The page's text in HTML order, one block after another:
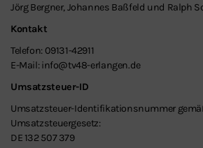
Jörg Bergner, Johannes Baßfeld und Ralph
Kontakt
Telefon: 09131-42911
E-Mail: info@tv48-erlangen.de
Umsatzsteuer-ID
Umsatzsteuer-Identifikationsnummer
Umsatzsteuergesetz:
DE 132 507 379